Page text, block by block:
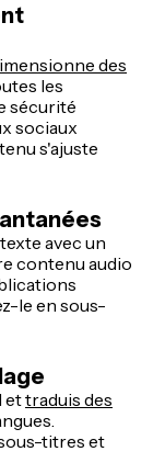
des
les
sécurité
sociaux
s'ajuste
avec un
contenu audio
le en sous-
ettraduis des
titres et